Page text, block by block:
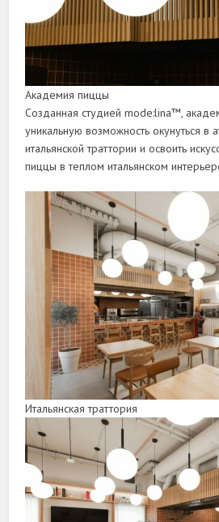
Академия пиццы
Созданная студией mode:lina™,
уникальную возможность окунуться в
итальянской траттории и освоить
пиццы в теплом итальянском
Итальянская траттория